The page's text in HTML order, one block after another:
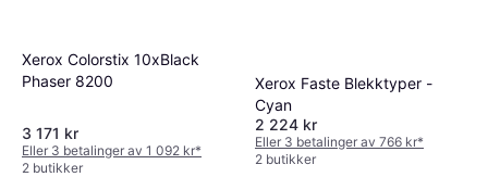
Xerox Colorstix 10xBlack
Phaser 8200
3 171 kr
Eller 3 betalinger av 1 092 kr*
2 butikker
Xerox Faste Blekktyper -
Cyan
2 224 kr
Eller 3 betalinger av 766 kr*
2 butikker